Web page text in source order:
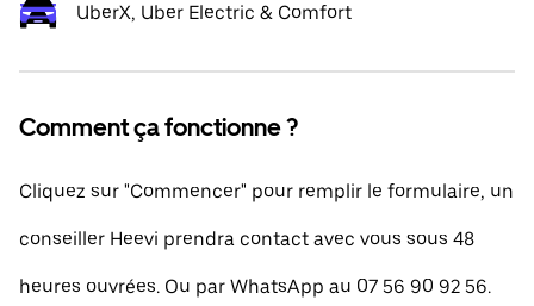
UberX, Uber Electric & Comfort
Comment ça fonctionne ?
Cliquez sur "Commencer" pour remplir le formulaire, un
conseiller Heevi prendra contact avec vous sous 48
heures ouvrées. Ou par WhatsApp au 07 56 90 92 56.